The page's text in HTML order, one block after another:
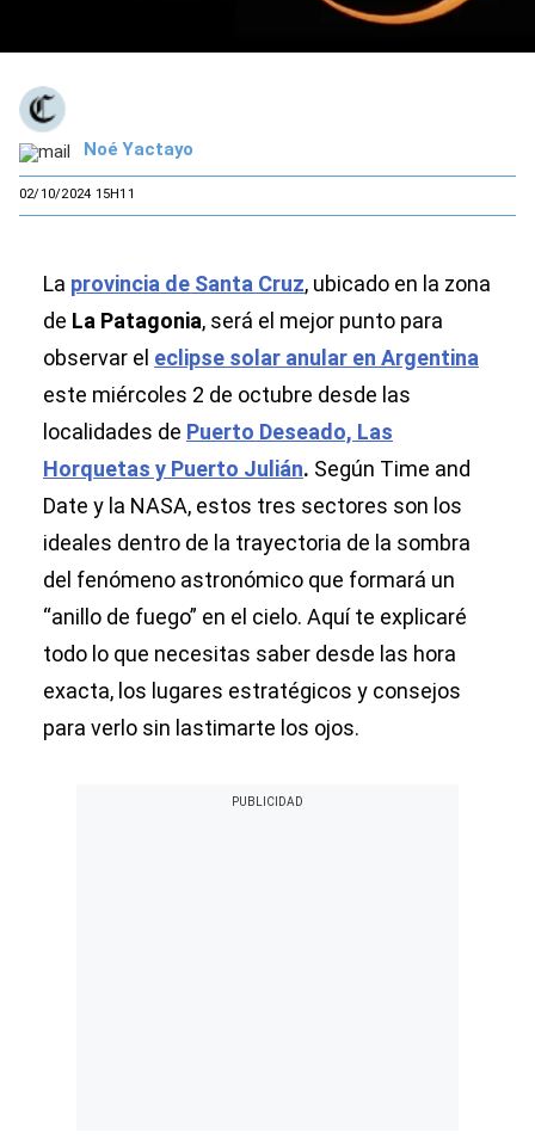
Noé Yactayo
02/10/2024 15H11
La provincia de Santa Cruz, ubicado en la zona
de La Patagonia, será el mejor punto para
observar el eclipse solar anular en Argentina
este miércoles 2 de octubre desde las
localidades de Puerto Deseado, Las
Horquetas y Puerto Julián. Según Time and
Date y la NASA, estos tres sectores son los
ideales dentro de la trayectoria de la sombra
del fenómeno astronómico que formará un
“anillo de fuego” en el cielo. Aquí te explicaré
todo lo que necesitas saber desde las hora
exacta, los lugares estratégicos y consejos
para verlo sin lastimarte los ojos.